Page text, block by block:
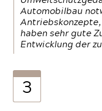
Automobilbau
haben sehr gute
Entwicklung der
3